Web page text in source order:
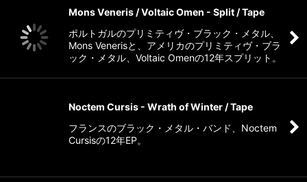
Mons Veneris / Voltaic Omen - Split / Tape
ポルトガルのプリミティヴ・ブラック・メタル、
Mons Venerisと、アメリカのプリミティヴ・ブラ
Noctem Cursis - Wrath of Winter / Tape
フランスのブラック・メタル・バンド、Noctem